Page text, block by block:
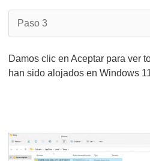
Paso 3
Damos clic en Aceptar para ver
han sido alojados en Windows